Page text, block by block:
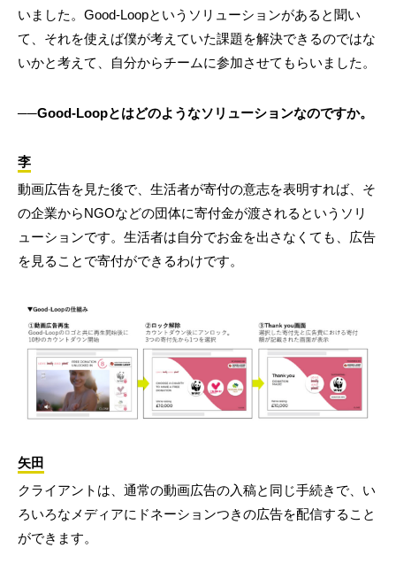
いました。Good-Loopというソリューションがあると聞い
て、それを使えば僕が考えていた課題を解決できるのではな
いかと考えて、自分からチームに参加させてもらいました。
──Good-Loopとはどのようなソリューションなのですか。
李
動画広告を見た後で、生活者が寄付の意志を表明すれば、そ
の企業からNGOなどの団体に寄付金が渡されるというソリ
ューションです。生活者は自分でお金を出さなくても、広告
を見ることで寄付ができるわけです。
矢田
クライアントは、通常の動画広告の入稿と同じ手続きで、い
ろいろなメディアにドネーションつきの広告を配信すること
ができます。